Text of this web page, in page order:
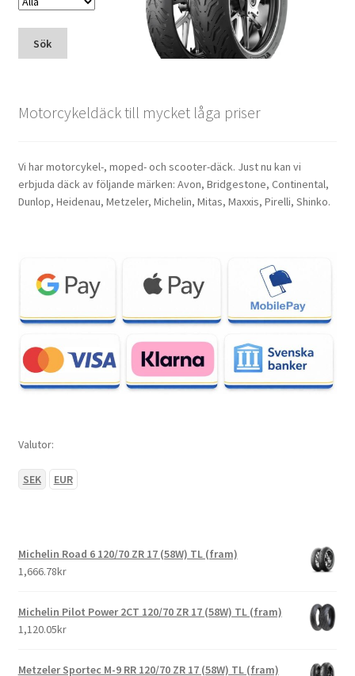
Sök
Motorcykeldäck till mycket låga priser
Vi har motorcykel-, moped- och scooter-däck. Just nu kan vi
erbjuda däck av följande märken: Avon, Bridgestone, Continental,
Dunlop, Heidenau, Metzeler, Michelin, Mitas, Maxxis, Pirelli, Shinko.
Valutor:
SEK EUR
Michelin Road 6 120/70 ZR 17 (58W) TL (fram)
1,666.78kr
Michelin Pilot Power 2CT 120/70 ZR 17 (58W) TL (fram)
1,120.05kr
Metzeler Sportec M-9 RR 120/70 ZR 17 (58W) TL (fram)